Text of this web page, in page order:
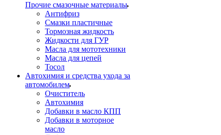
Прочие смазочные материалы
Антифриз
Смазки пластичные
Тормозная жидкость
Жидкости для ГУР
Масла для мототехники
Масла для цепей
Тосол
Автохимия и средства ухода за
автомобилем
Очиститель
Автохимия
Добавки в масло КПП
Добавки в моторное
масло